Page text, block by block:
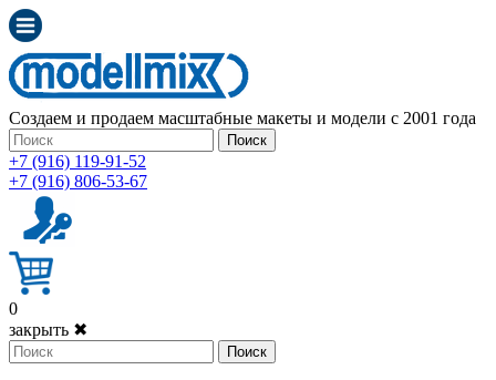
Создаем и продаем масштабные макеты и модели с 2001 года
Поиск
+7 (916) 119-91-52
+7 (916) 806-53-67
0
закрыть ✖
Поиск